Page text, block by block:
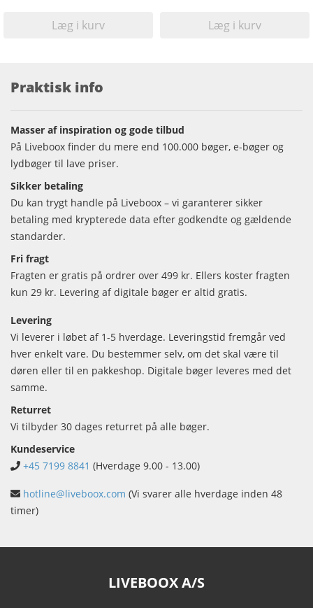
Læg i kurv Læg i kurv
Praktisk info
Masser af inspiration og gode tilbud
På Liveboox finder du mere end 100.000 bøger, e-bøger og
lydbøger til lave priser.
Sikker betaling
Du kan trygt handle på Liveboox – vi garanterer sikker
betaling med krypterede data efter godkendte og gældende
standarder.
Fri fragt
Fragten er gratis på ordrer over 499 kr. Ellers koster fragten
kun 29 kr. Levering af digitale bøger er altid gratis.
Levering
Vi leverer i løbet af 1-5 hverdage. Leveringstid fremgår ved
hver enkelt vare. Du bestemmer selv, om det skal være til
døren eller til en pakkeshop. Digitale bøger leveres med det
samme.
Returret
Vi tilbyder 30 dages returret på alle bøger.
Kundeservice
+45 7199 8841 (Hverdage 9.00 - 13.00)
hotline@liveboox.com (Vi svarer alle hverdage inden 48
timer)
LIVEBOOX A/S